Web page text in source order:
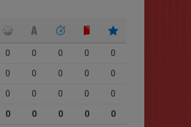
0 0 0 0
0
0 0 0 0
0
0 0 0 0
0
0 0 0 0 0